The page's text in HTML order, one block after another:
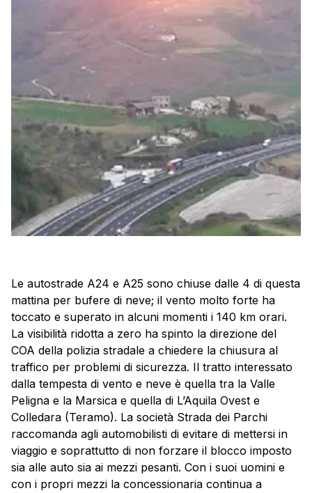
Le autostrade A24 e A25 sono chiuse dalle 4 di questa
mattina per bufere di neve; il vento molto forte ha
toccato e superato in alcuni momenti i 140 km orari.
La visibilità ridotta a zero ha spinto la direzione del
COA della polizia stradale a chiedere la chiusura al
traffico per problemi di sicurezza. Il tratto interessato
dalla tempesta di vento e neve è quella tra la Valle
Peligna e la Marsica e quella di L’Aquila Ovest e
Colledara (Teramo). La società Strada dei Parchi
raccomanda agli automobilisti di evitare di mettersi in
viaggio e soprattutto di non forzare il blocco imposto
sia alle auto sia ai mezzi pesanti. Con i suoi uomini e
con i propri mezzi la concessionaria continua a